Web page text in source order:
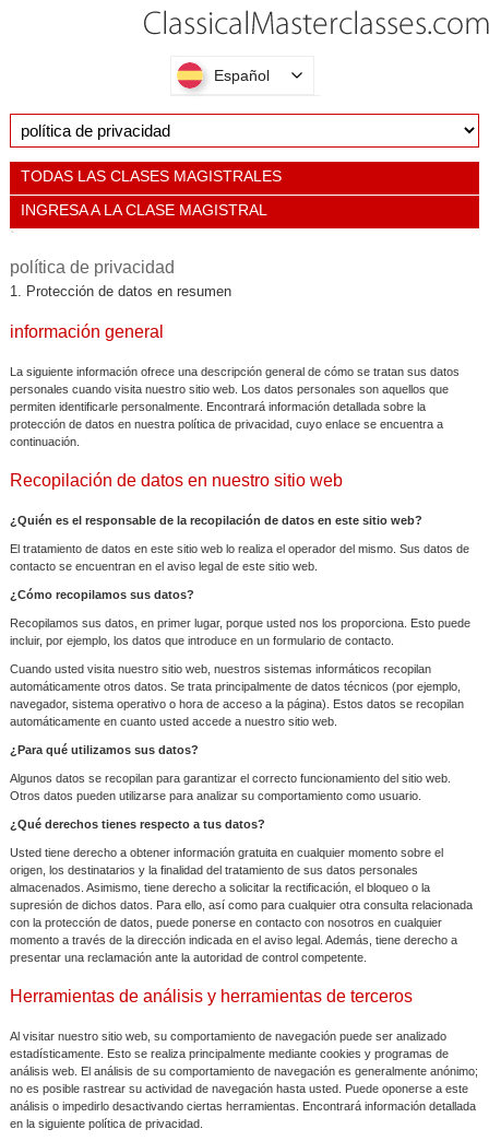
Español
TODAS LAS CLASES MAGISTRALES
INGRESA A LA CLASE MAGISTRAL
política de privacidad
1. Protección de datos en resumen
información general
La siguiente información ofrece una descripción general de cómo se tratan sus datos
personales cuando visita nuestro sitio web. Los datos personales son aquellos que
permiten identificarle personalmente. Encontrará información detallada sobre la
protección de datos en nuestra política de privacidad, cuyo enlace se encuentra a
continuación.
Recopilación de datos en nuestro sitio web
¿Quién es el responsable de la recopilación de datos en este sitio web?
El tratamiento de datos en este sitio web lo realiza el operador del mismo. Sus datos de
contacto se encuentran en el aviso legal de este sitio web.
¿Cómo recopilamos sus datos?
Recopilamos sus datos, en primer lugar, porque usted nos los proporciona. Esto puede
incluir, por ejemplo, los datos que introduce en un formulario de contacto.
Cuando usted visita nuestro sitio web, nuestros sistemas informáticos recopilan
automáticamente otros datos. Se trata principalmente de datos técnicos (por ejemplo,
navegador, sistema operativo o hora de acceso a la página). Estos datos se recopilan
automáticamente en cuanto usted accede a nuestro sitio web.
¿Para qué utilizamos sus datos?
Algunos datos se recopilan para garantizar el correcto funcionamiento del sitio web.
Otros datos pueden utilizarse para analizar su comportamiento como usuario.
¿Qué derechos tienes respecto a tus datos?
Usted tiene derecho a obtener información gratuita en cualquier momento sobre el
origen, los destinatarios y la finalidad del tratamiento de sus datos personales
almacenados. Asimismo, tiene derecho a solicitar la rectificación, el bloqueo o la
supresión de dichos datos. Para ello, así como para cualquier otra consulta relacionada
con la protección de datos, puede ponerse en contacto con nosotros en cualquier
momento a través de la dirección indicada en el aviso legal. Además, tiene derecho a
presentar una reclamación ante la autoridad de control competente.
Herramientas de análisis y herramientas de terceros
Al visitar nuestro sitio web, su comportamiento de navegación puede ser analizado
estadísticamente. Esto se realiza principalmente mediante cookies y programas de
análisis web. El análisis de su comportamiento de navegación es generalmente anónimo;
no es posible rastrear su actividad de navegación hasta usted. Puede oponerse a este
análisis o impedirlo desactivando ciertas herramientas. Encontrará información detallada
en la siguiente política de privacidad.